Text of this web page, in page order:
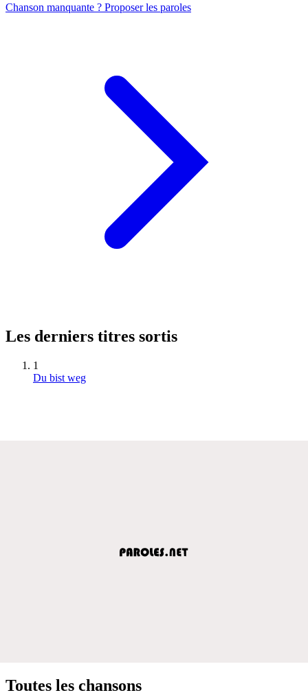
Chanson manquante ? Proposer les paroles
Les derniers titres sortis
1
Du bist weg
Toutes les chansons